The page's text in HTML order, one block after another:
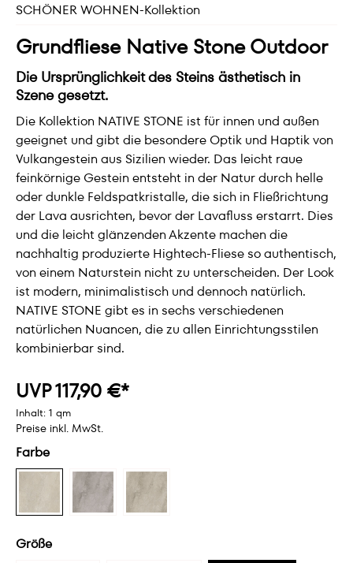
SCHÖNER WOHNEN-Kollektion
Grundfliese Native Stone Outdoor
Die Ursprünglichkeit des Steins ästhetisch in
Szene gesetzt.
Die Kollektion NATIVE STONE ist für innen und außen
geeignet und gibt die besondere Optik und Haptik von
Vulkangestein aus Sizilien wieder. Das leicht raue
feinkörnige Gestein entsteht in der Natur durch helle
oder dunkle Feldspatkristalle, die sich in Fließrichtung
der Lava ausrichten, bevor der Lavafluss erstarrt. Dies
und die leicht glänzenden Akzente machen die
nachhaltig produzierte Hightech-Fliese so authentisch,
von einem Naturstein nicht zu unterscheiden. Der Look
ist modern, minimalistisch und dennoch natürlich.
NATIVE STONE gibt es in sechs verschiedenen
natürlichen Nuancen, die zu allen Einrichtungsstilen
kombinierbar sind.
UVP 117,90 €*
Inhalt: 1 qm
Preise inkl. MwSt.
Farbe
Größe